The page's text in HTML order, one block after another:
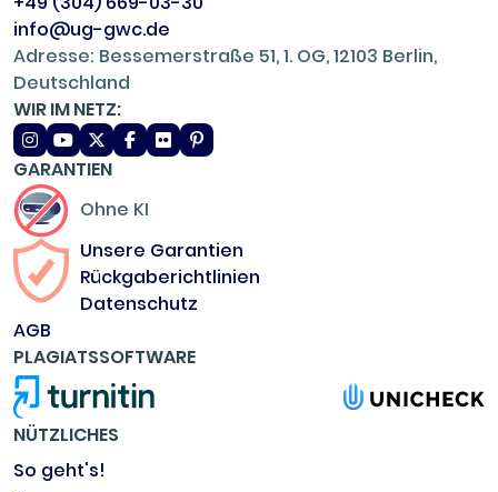
info@ug-gwc.de
Adresse: Bessemerstraße 51, 1. OG, 12103 Berlin,
Deutschland
WIR IM NETZ:
GARANTIEN
Ohne KI
Unsere Garantien
Rückgaberichtlinien
Datenschutz
AGB
PLAGIATSSOFTWARE
NÜTZLICHES
So geht's!